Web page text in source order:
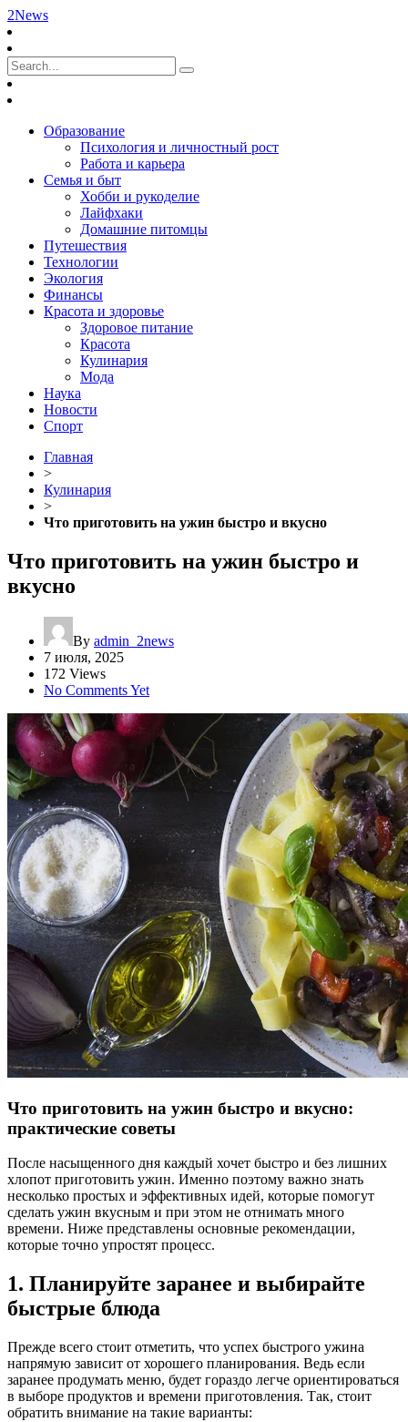
2News
Образование
Психология и личностный рост
Работа и карьера
Семья и быт
Хобби и рукоделие
Лайфхаки
Домашние питомцы
Путешествия
Технологии
Экология
Финансы
Красота и здоровье
Здоровое питание
Красота
Кулинария
Мода
Наука
Новости
Спорт
Главная
>
Кулинария
>
Что приготовить на ужин быстро и вкусно
Что приготовить на ужин быстро и
вкусно
By admin_2news
7 июля, 2025
172 Views
No Comments Yet
Что приготовить на ужин быстро и вкусно:
практические советы
После насыщенного дня каждый хочет быстро и без лишних
хлопот приготовить ужин. Именно поэтому важно знать
несколько простых и эффективных идей, которые помогут
сделать ужин вкусным и при этом не отнимать много
времени. Ниже представлены основные рекомендации,
которые точно упростят процесс.
1. Планируйте заранее и выбирайте
быстрые блюда
Прежде всего стоит отметить, что успех быстрого ужина
напрямую зависит от хорошего планирования. Ведь если
заранее продумать меню, будет гораздо легче ориентироваться
в выборе продуктов и времени приготовления. Так, стоит
обратить внимание на такие варианты: